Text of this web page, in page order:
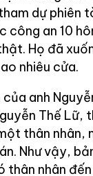
dự phiên
công an 10
Họ đã
nhiêu cửa.
anh
Thế Lữ,
thân nhân,
Như vậy,
thân nhân